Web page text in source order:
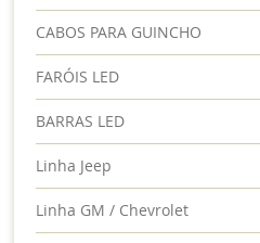
CABOS PARA GUINCHO
FARÓIS LED
BARRAS LED
Linha Jeep
Linha GM / Chevrolet